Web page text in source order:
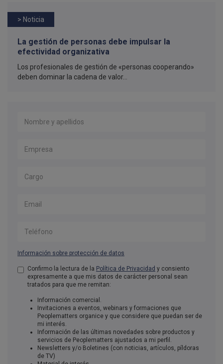
> Noticia
La gestión de personas debe impulsar la
efectividad organizativa
Los profesionales de gestión de «personas cooperando»
deben dominar la cadena de valor...
Información sobre protección de datos
Aceptación de condiciones*
Confirmo la lectura de la Política de Privacidad y consiento
expresamente a que mis datos de carácter personal sean
tratados para que me remitan:
Información comercial.
Invitaciones a eventos, webinars y formaciones que
Peoplematters organice y que considere que puedan ser de
mi interés.
Información de las últimas novedades sobre productos y
servicios de Peoplematters ajustados a mi perfil.
Newsletters y/o Boletines (con noticias, artículos, píldoras
de TV)